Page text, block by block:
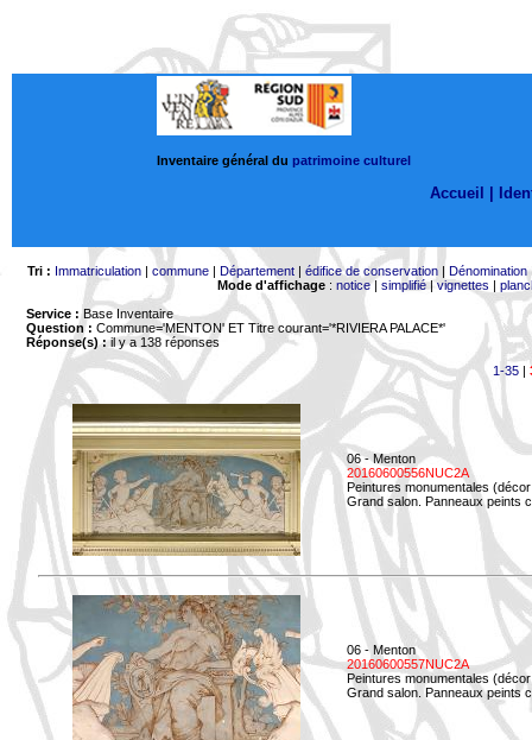
Inventaire général du patrimoine culturel
Accueil |
Tri : Immatriculation| commune| Département| édifice de conservation| Dénomination
Mode d'affichage: notice| simplifié|vignettes |
Service : Base Inventaire
Question : Commune='MENTON' ET Titre courant='*RIVIERA PALACE*'
Réponse(s) :il y a 138 réponses
1-35|
06 - Menton
20160600556NUC2A
Peintures monumentales
Grand salon. Panneaux peints
06 - Menton
20160600557NUC2A
Peintures monumentales
Grand salon. Panneaux peints